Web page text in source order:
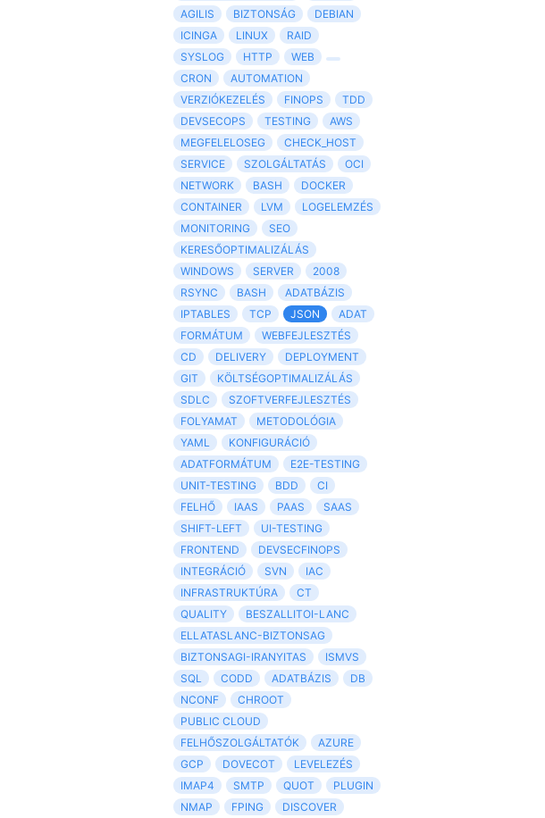
AGILIS
BIZTONSÁG
DEBIAN
ICINGA
LINUX
RAID
SYSLOG
HTTP
WEB
CRON
AUTOMATION
VERZIÓKEZELÉS
FINOPS
TDD
DEVSECOPS
TESTING
AWS
MEGFELELOSEG
CHECK_HOST
SERVICE
SZOLGÁLTATÁS
OCI
NETWORK
BASH
DOCKER
CONTAINER
LVM
LOGELEMZÉS
MONITORING
SEO
KERESŐOPTIMALIZÁLÁS
WINDOWS
SERVER
2008
RSYNC
BASH
ADATBÁZIS
IPTABLES
TCP JSON
ADAT
FORMÁTUM
WEBFEJLESZTÉS
CD
DELIVERY
DEPLOYMENT
GIT
KÖLTSÉGOPTIMALIZÁLÁS
SDLC
SZOFTVERFEJLESZTÉS
FOLYAMAT
METODOLÓGIA
YAML
KONFIGURÁCIÓ
ADATFORMÁTUM
E2E-TESTING
UNIT-TESTING
BDD
CI
FELHŐ
IAAS PAAS
SAAS
SHIFT-LEFT
UI-TESTING
FRONTEND
DEVSECFINOPS
INTEGRÁCIÓ
SVN
IAC
INFRASTRUKTÚRA
CT
QUALITY
BESZALLITOI-LANC
ELLATASLANC-BIZTONSAG
BIZTONSAGI-IRANYITAS
ISMVS
SQL
CODD ADATBÁZIS
DB
NCONF
CHROOT
PUBLIC CLOUD
FELHŐSZOLGÁLTATÓK
AZURE
GCP
DOVECOT
LEVELEZÉS
IMAP4
SMTP QUOT
PLUGIN
NMAP
FPING
DISCOVER